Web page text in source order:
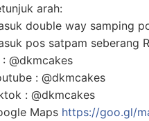
arah:
double way samping
pos satpam seberang
: @dkmcakes
: @dkmcakes
: @dkmcakes
Maps https://goo.gl/